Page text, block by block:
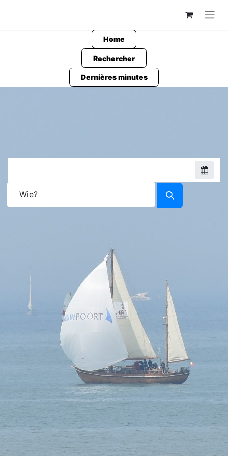
Home
Rechercher
Dernières minutes